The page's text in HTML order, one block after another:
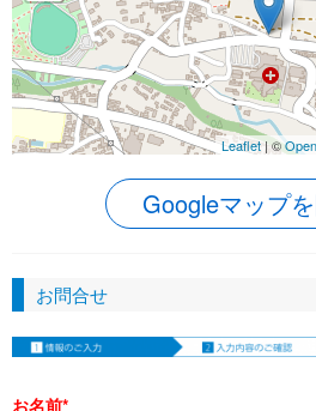
Leaflet | ©
Googleマップを
お問合せ
お名前*